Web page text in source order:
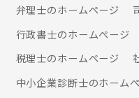
弁理士のホームぺージ
行政書士のホームぺージ
税理士のホームぺージ
中小企業診断士のホーム